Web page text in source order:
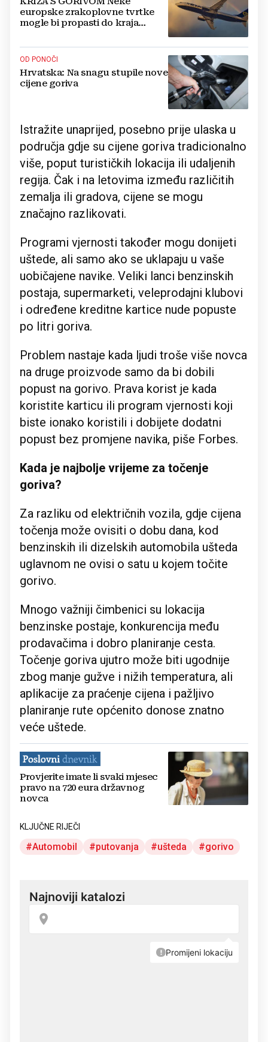
europske zrakoplovne tvrtke
mogle bi propasti do kraja
OD PONOČI
Hrvatska: Na snagu stupile nove
cijene goriva
Istražite unaprijed, posebno prije ulaska u
područja gdje su cijene goriva tradicionalno
više, poput turističkih lokacija ili udaljenih
regija. Čak i na letovima između različitih
zemalja ili gradova, cijene se mogu
značajno razlikovati.
Programi vjernosti također mogu donijeti
uštede, ali samo ako se uklapaju u vaše
uobičajene navike. Veliki lanci benzinskih
postaja, supermarketi, veleprodajni klubovi
i određene kreditne kartice nude popuste
po litri goriva.
Problem nastaje kada ljudi troše više novca
na druge proizvode samo da bi dobili
popust na gorivo. Prava korist je kada
koristite karticu ili program vjernosti koji
biste ionako koristili i dobijete dodatni
popust bez promjene navika, piše Forbes.
Kada je najbolje vrijeme za točenje
goriva?
Za razliku od električnih vozila, gdje cijena
točenja može ovisiti o dobu dana, kod
benzinskih ili dizelskih automobila ušteda
uglavnom ne ovisi o satu u kojem točite
gorivo.
Mnogo važniji čimbenici su lokacija
benzinske postaje, konkurencija među
prodavačima i dobro planiranje cesta.
Točenje goriva ujutro može biti ugodnije
zbog manje gužve i nižih temperatura, ali
aplikacije za praćenje cijena i pažljivo
planiranje rute općenito donose znatno
veće uštede.
Provjerite imate li svaki mjesec
pravo na 720 eura državnog
novca
KLJUČNE RIJEČI
Automobil putovanja ušteda gorivo